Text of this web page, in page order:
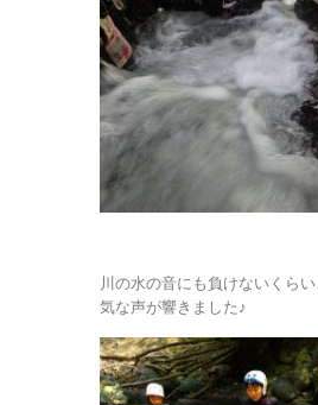
川の水の音にも負けないくら
気な声が響きました♪